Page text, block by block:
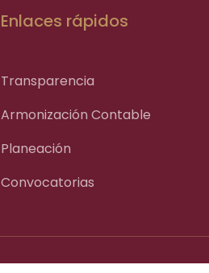
Enlaces rápidos
Transparencia
Armonización Contable
Planeación
Convocatorias